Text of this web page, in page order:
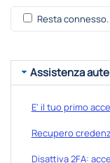
Resta connesso.
Assistenza
E' il tuo primo
Recupero
Disattiva 2FA: